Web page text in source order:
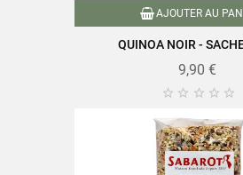
AJOUTER AU
QUINOA NOIR -
9,90 €
    